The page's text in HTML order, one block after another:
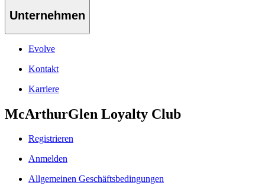
Unternehmen
Evolve
Kontakt
Karriere
McArthurGlen Loyalty Club
Registrieren
Anmelden
Allgemeinen Geschäftsbedingungen